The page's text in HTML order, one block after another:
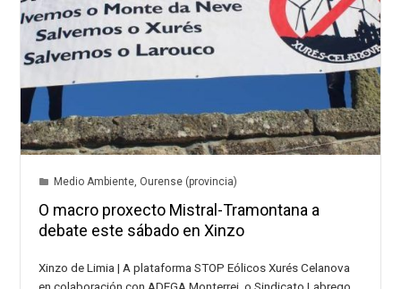
Medio Ambiente, Ourense (provincia)
O macro proxecto Mistral-Tramontana a
debate este sábado en Xinzo
Xinzo de Limia | A plataforma STOP Eólicos Xurés Celanova